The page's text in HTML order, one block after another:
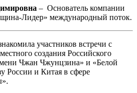
– Основатель компании
Лидер» международный поток.
участников встречи с
создания Российского
Чжан Чжунцзина» и «Белой
России и Китая в сфере